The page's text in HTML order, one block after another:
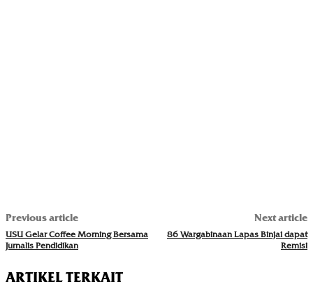
Previous article
USU Gelar Coffee Morning Bersama
Jurnalis Pendidikan
Next article
86 Wargabinaan Lapas Binjai dapat
Remisi
ARTIKEL TERKAIT